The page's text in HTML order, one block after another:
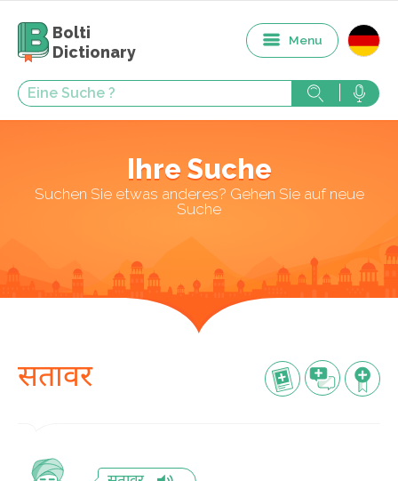
Bolti
Dictionary
Menu
Ihre Suche
Suchen Sie etwas anderes? Gehen Sie auf neue
Suche
सतावर